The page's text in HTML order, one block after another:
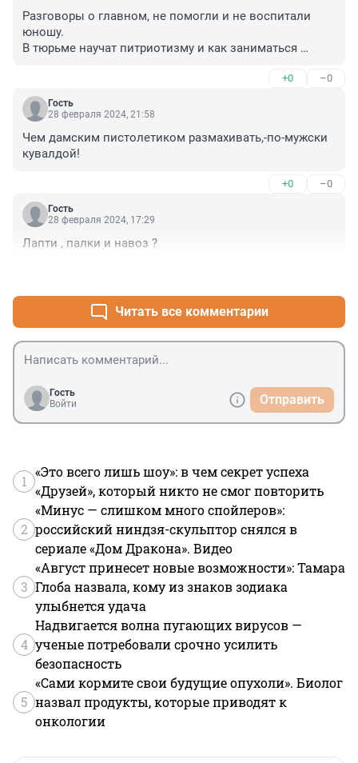
Разговоры о главном, не помогли и не воспитали
юношу.
В тюрьме научат питриотизму и как заниматься
+0 –0
Гость
28 февраля 2024, 21:58
Чем дамским пистолетиком размахивать,-по-мужски
кувалдой!
+0 –0
Гость
28 февраля 2024, 17:29
Лапти , палки и навоз ?
Читать все комментарии
Гость
Войти
Отправить
1
«Это всего лишь шоу»: в чем секрет успеха
«Друзей», который никто не смог повторить
2
«Минус — слишком много спойлеров»:
российский ниндзя-скульптор снялся в
сериале «Дом Дракона». Видео
3
«Август принесет новые возможности»: Тамара
Глоба назвала, кому из знаков зодиака
улыбнется удача
4
Надвигается волна пугающих вирусов —
ученые потребовали срочно усилить
безопасность
5
«Сами кормите свои будущие опухоли». Биолог
назвал продукты, которые приводят к
онкологии